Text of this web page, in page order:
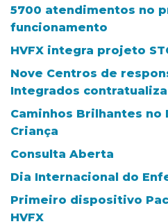
5700 atendimentos no
funcionamento
HVFX integra projeto
Nove Centros de
Integrados
Caminhos Brilhantes no
Criança
Consulta Aberta
Dia Internacional do
Primeiro dispositivo
HVFX